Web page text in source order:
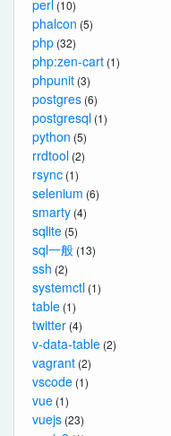
perl (10)
phalcon (5)
php (32)
php:zen-cart (1)
phpunit (3)
postgres (6)
postgresql (1)
python (5)
rrdtool (2)
rsync (1)
selenium (6)
smarty (4)
sqlite (5)
sql一般 (13)
ssh (2)
systemctl (1)
table (1)
twitter (4)
v-data-table (2)
vagrant (2)
vscode (1)
vue (1)
vuejs (23)